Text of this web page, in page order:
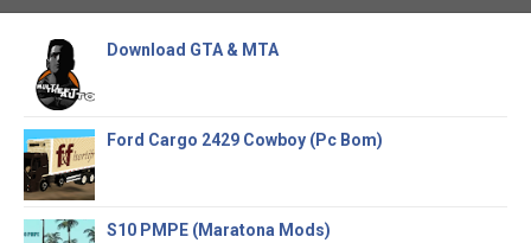
Download GTA & MTA
Ford Cargo 2429 Cowboy (Pc Bom)
S10 PMPE (Maratona Mods)